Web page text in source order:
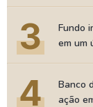
3
Fundo
em um
4
Banco
ação